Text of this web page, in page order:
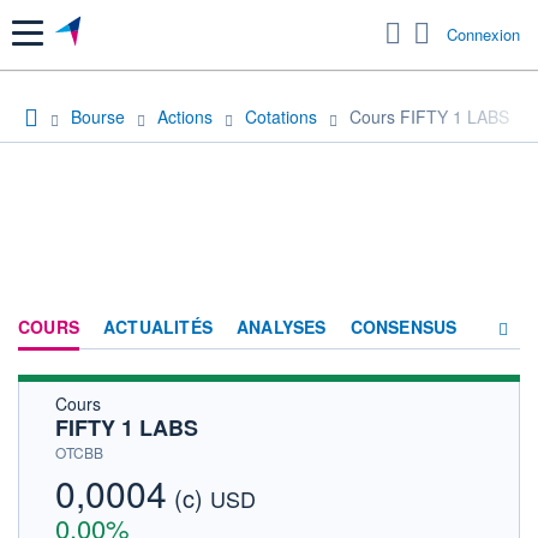
Menu Connexion
Bourse Actions Cotations Cours FIFTY 1 LABS
COURS ACTUALITÉS ANALYSES CONSENSUS
Cours
FIFTY 1 LABS
OTCBB
0,0004 (c) USD
0,00%